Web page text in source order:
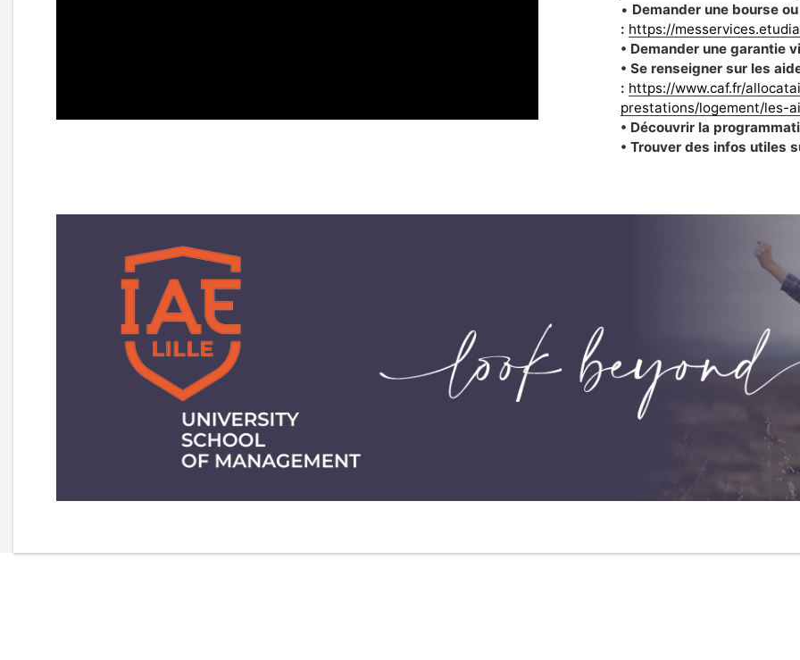
• Demander une bourse
: https://
• Demander une garantie
• Se renseigner sur les
: https://www.caf.fr/
prestations/logement/les-
• Découvrir la
• Trouver des infos utiles